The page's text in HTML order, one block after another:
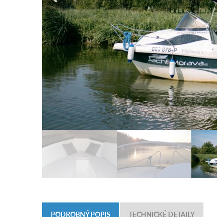
PODROBNÝ POPIS TECHNICKÉ DETAILY